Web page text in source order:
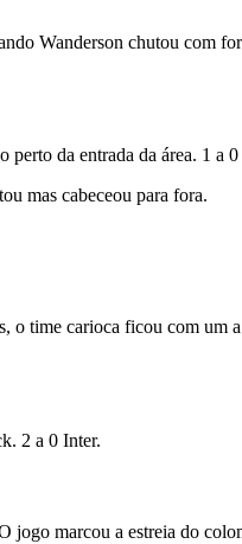
Wanderson chutou com
da entrada da área. 1 a 0
mas cabeceou para fora.
o time carioca ficou com um
2 a 0 Inter.
jogo marcou a estreia do